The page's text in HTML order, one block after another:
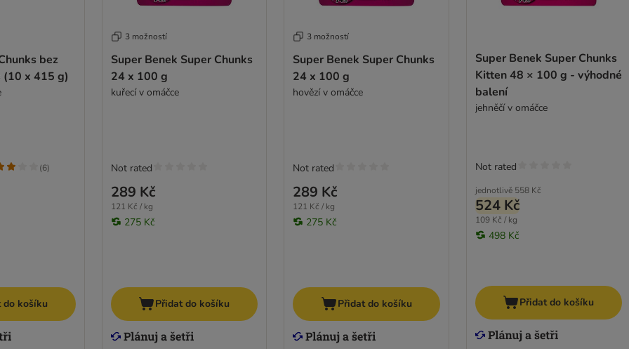
bez
x 415 g)
(6)
do košíku
3 možností
Super Benek Super Chunks
24 x 100 g
kuřecí v omáčce
289 Kč
121 Kč / kg
275 Kč
Not rated
Přidat do košíku
3 možností
Super Benek Super Chunks
24 x 100 g
hovězí v omáčce
289 Kč
121 Kč / kg
275 Kč
Not rated
Přidat do košíku
Super Benek Super Chunks
Kitten 48 × 100 g - výhodné
balení
jehněčí v omáčce
jednotlivě 558 Kč
524 Kč
109 Kč / kg
498 Kč
Not rated
Přidat do košíku